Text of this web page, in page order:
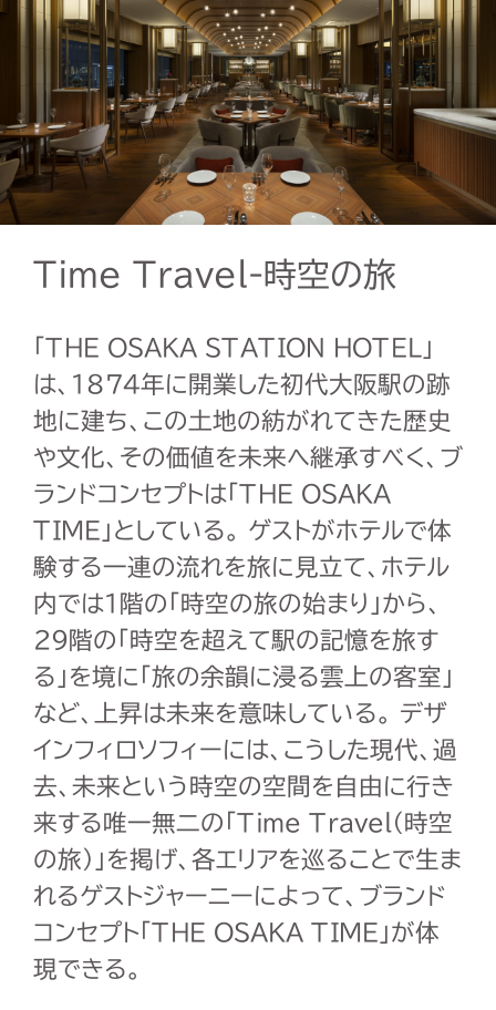
Time Travel-時空の旅
「THE OSAKA STATION HOTEL」
は、1874年に開業した初代大阪駅の跡
地に建ち、この土地の紡がれてきた歴史
や文化、その価値を未来へ継承すべく、ブ
ランドコンセプトは「THE OSAKA
TIME」としている。 ゲストがホテルで体
験する一連の流れを旅に見立て、ホテル
内では1階の「時空の旅の始まり」から、
29階の「時空を超えて駅の記憶を旅す
る」を境に「旅の余韻に浸る雲上の客室」
など、上昇は未来を意味している。 デザ
インフィロソフィーには、こうした現代、過
去、未来という時空の空間を自由に行き
来する唯一無二の「Time Travel（時空
の旅）」を掲げ、各エリアを巡ることで生ま
れるゲストジャーニーによって、ブランド
コンセプト「THE OSAKA TIME」が体
現できる。